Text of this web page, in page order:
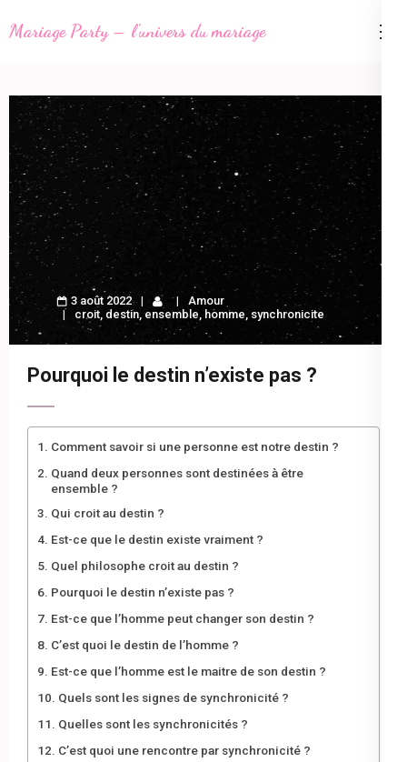
au
(Pressez
Entrée)
Mariage Party – l'univers du mariage
3 août 2022
Amour
croit, destin,ensemble, homme, synchronicite
Pourquoi le destin n’existe pas ?
Comment savoir si une personne est notre destin ?
Quand deux personnes sont destinées à être
ensemble ?
Qui croit au destin ?
Est-ce que le destin existe vraiment ?
Quel philosophe croit au destin ?
Pourquoi le destin n’existe pas ?
Est-ce que l’homme peut changer son destin ?
C’est quoi le destin de l’homme ?
Est-ce que l’homme est le maitre de son destin ?
Quels sont les signes de synchronicité ?
Quelles sont les synchronicités ?
C’est quoi une rencontre par synchronicité ?